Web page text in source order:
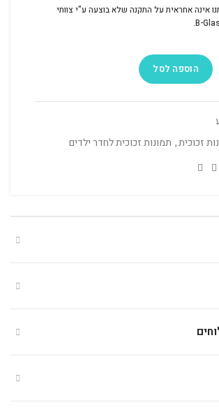
אינה אחראית על התקנה שלא בוצעה ע"י צוותי
הוספה לסל
זכוכית, תמונות זכוכית לחדר ילדים